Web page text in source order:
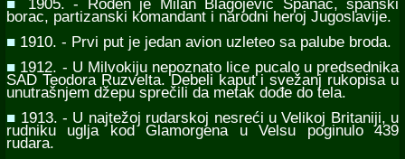
■
1905. - Rođen je Milan Blagojević Španac, španski
borac, partizanski komandant i narodni heroj Jugoslavije.
■ 1910. - Prvi put je jedan avion uzleteo sa palube broda.
■ 1912. - U Milvokiju nepoznato lice pucalo u predsednika
SAD Teodora Ruzvelta. Debeli kaput i svežanj rukopisa u
unutrašnjem džepu sprečili da metak dođe do tela.
■ 1913. - U najtežoj rudarskoj nesreći u Velikoj Britaniji, u
rudniku uglja kod Glamorgena u Velsu poginulo 439
rudara.